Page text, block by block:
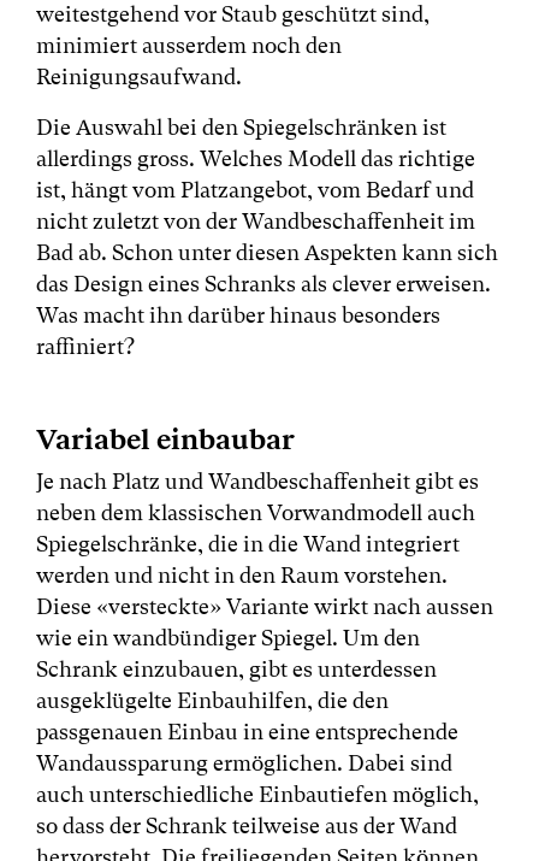
weitestgehend vor Staub geschützt sind,
minimiert ausserdem noch den
Reinigungsaufwand.
Die Auswahl bei den Spiegelschränken ist
allerdings gross. Welches Modell das richtige
ist, hängt vom Platzangebot, vom Bedarf und
nicht zuletzt von der Wandbeschaffenheit im
Bad ab. Schon unter diesen Aspekten kann sich
das Design eines Schranks als clever erweisen.
Was macht ihn darüber hinaus besonders
raffiniert?
Variabel einbaubar
Je nach Platz und Wandbeschaffenheit gibt es
neben dem klassischen Vorwandmodell auch
Spiegelschränke, die in die Wand integriert
werden und nicht in den Raum vorstehen.
Diese «versteckte» Variante wirkt nach aussen
wie ein wandbündiger Spiegel. Um den
Schrank einzubauen, gibt es unterdessen
ausgeklügelte Einbauhilfen, die den
passgenauen Einbau in eine entsprechende
Wandaussparung ermöglichen. Dabei sind
auch unterschiedliche Einbautiefen möglich,
so dass der Schrank teilweise aus der Wand